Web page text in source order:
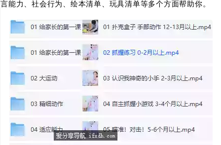
言能力、社会行为、绘本清单、玩具清单等多个方面帮助你。